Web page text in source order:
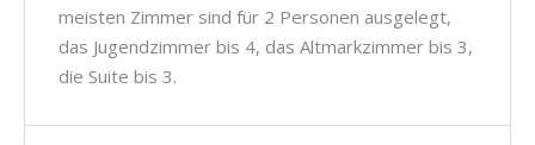
meisten Zimmer sind für 2 Personen ausgelegt,
das Jugendzimmer bis 4, das Altmarkzimmer bis 3,
die Suite bis 3.